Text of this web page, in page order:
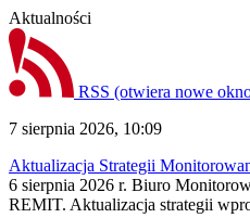
Aktualności
RSS (otwiera nowe
7 sierpnia 2026, 10:09
Aktualizacja Strategii
6 sierpnia 2026 r. Biuro
REMIT. Aktualizacja strategii